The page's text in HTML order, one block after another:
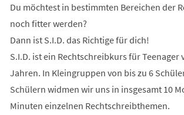
Du möchtest in bestimmten Bereichen der
noch fitter werden?
Dann ist S.I.D. das Richtige für dich!
S.I.D. ist ein Rechtschreibkurs für Teenager
Jahren. In Kleingruppen von bis zu 6
Schülern widmen wir uns in insgesamt 10
Minuten einzelnen Rechtschreibthemen.